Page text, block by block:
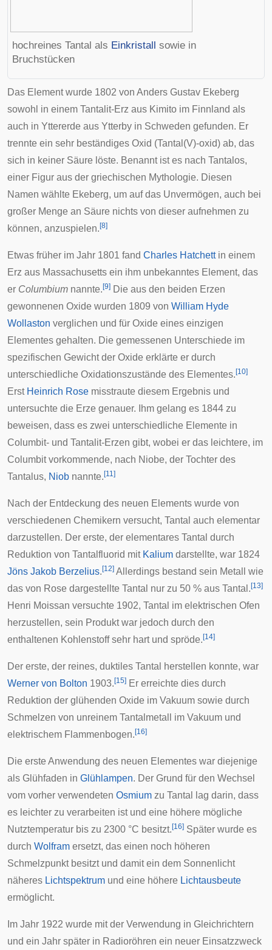
hochreines Tantal als Einkristall sowie in
Bruchstücken
Das Element wurde 1802 von Anders Gustav Ekeberg
sowohl in einem Tantalit-Erz aus Kimito im Finnland als
auch in Yttererde aus Ytterby in Schweden gefunden. Er
trennte ein sehr beständiges Oxid (Tantal(V)-oxid) ab, das
sich in keiner Säure löste. Benannt ist es nach Tantalos,
einer Figur aus der griechischen Mythologie. Diesen
Namen wählte Ekeberg, um auf das Unvermögen, auch bei
großer Menge an Säure nichts von dieser aufnehmen zu
können, anzuspielen. [8]
Etwas früher im Jahr 1801 fand Charles Hatchettin einem
Erz aus Massachusetts ein ihm unbekanntes Element, das
er Columbium nannte. [9] Die aus den beiden Erzen
gewonnenen Oxide wurden 1809 von William Hyde
Wollaston verglichen und für Oxide eines einzigen
Elementes gehalten. Die gemessenen Unterschiede im
spezifischen Gewicht der Oxide erklärte er durch
unterschiedliche Oxidationszustände des Elementes. [10]
Erst Heinrich Rose misstraute diesem Ergebnis und
untersuchte die Erze genauer. Ihm gelang es 1844 zu
beweisen, dass es zwei unterschiedliche Elemente in
Columbit- und Tantalit-Erzen gibt, wobei er das leichtere, im
Columbit vorkommende, nach Niobe, der Tochter des
Tantalus, Niob nannte. [11]
Nach der Entdeckung des neuen Elements wurde von
verschiedenen Chemikern versucht, Tantal auch elementar
darzustellen. Der erste, der elementares Tantal durch
Reduktion von Tantalfluorid mit Kalium darstellte, war 1824
Jöns Jakob Berzelius. [12] Allerdings bestand sein Metall wie
das von Rose dargestellte Tantal nur zu 50 % aus Tantal. [13]
Henri Moissan versuchte 1902, Tantal im elektrischen Ofen
herzustellen, sein Produkt war jedoch durch den
enthaltenen Kohlenstoff sehr hart und spröde. [14]
Der erste, der reines, duktiles Tantal herstellen konnte, war
Werner von Bolton 1903. [15] Er erreichte dies durch
Reduktion der glühenden Oxide im Vakuum sowie durch
Schmelzen von unreinem Tantalmetall im Vakuum und
elektrischem Flammenbogen. [16]
Die erste Anwendung des neuen Elementes war diejenige
als Glühfaden in Glühlampen. Der Grund für den Wechsel
vom vorher verwendeten Osmium zu Tantal lag darin, dass
es leichter zu verarbeiten ist und eine höhere mögliche
Nutztemperatur bis zu 2300 °C besitzt. [16] Später wurde es
durch Wolfram ersetzt, das einen noch höheren
Schmelzpunkt besitzt und damit ein dem Sonnenlicht
näheres Lichtspektrum und eine höhere Lichtausbeute
ermöglicht.
Im Jahr 1922 wurde mit der Verwendung in Gleichrichtern
und ein Jahr später in Radioröhren ein neuer Einsatzzweck